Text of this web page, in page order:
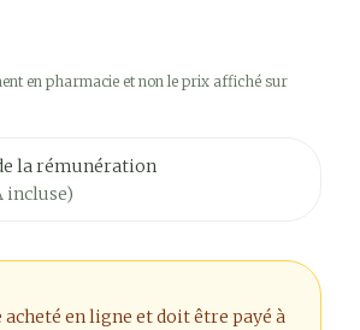
en pharmacie et non le prix affiché sur
la rémunération
incluse)
en ligne et doit être payé à